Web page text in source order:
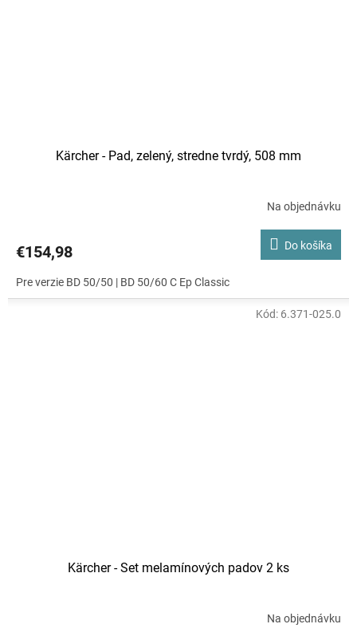
Kärcher - Pad, zelený, stredne tvrdý, 508 mm
Na objednávku
€154,98 Do košíka
Pre verzie BD 50/50 | BD 50/60 C Ep Classic
Kärcher - Set melamínových padov 2 ks
Na objednávku
Kód: 6.371-025.0